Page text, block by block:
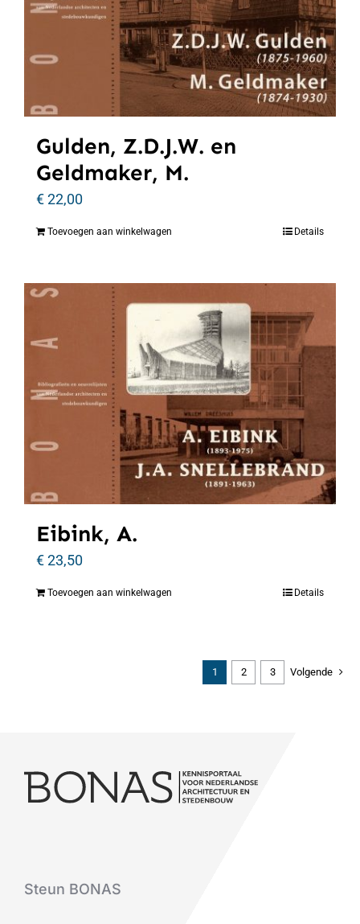
Gulden, Z.D.J.W. en
Geldmaker, M.
€22,00
Toevoegen aan winkelwagen Details
Eibink, A.
€23,50
Toevoegen aan winkelwagen Details
1 2 3 Volgende
Steun BONAS